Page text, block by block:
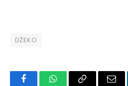
DŽEKO